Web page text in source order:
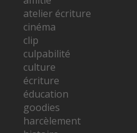
atelier écriture
cinéma
clip
culpabilité
culture
écriture
éducation
goodies
harcèlement